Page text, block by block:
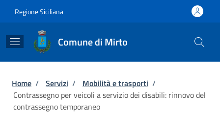
Regione Siciliana
Comune di Mirto
Briciole di pane
Home / Servizi / Mobilità e trasporti /
Contrassegno per veicoli a servizio dei disabili: rinnovo del
contrassegno temporaneo